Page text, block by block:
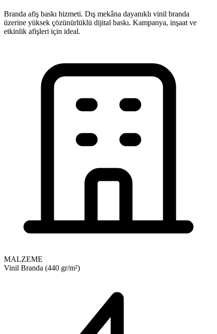
Branda afiş baskı hizmeti. Dış mekâna dayanıklı vinil branda
üzerine yüksek çözünürlüklü dijital baskı. Kampanya, inşaat ve
etkinlik afişleri için ideal.
MALZEME
Vinil Branda (440 gr/m²)